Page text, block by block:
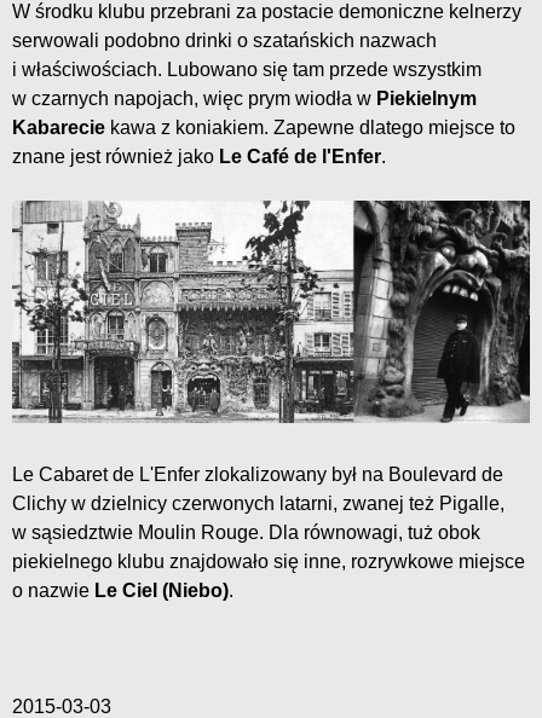
W środku klubu przebrani za postacie demoniczne kelnerzy
serwowali podobno drinki o szatańskich nazwach
i właściwościach. Lubowano się tam przede wszystkim
w czarnych napojach, więc prym wiodła w Piekielnym
Kabarecie kawa z koniakiem. Zapewne dlatego miejsce to
znane jest również jako Le Café de l'Enfer.
Le Cabaret de L'Enfer zlokalizowany był na Boulevard de
Clichy w dzielnicy czerwonych latarni, zwanej też Pigalle,
w sąsiedztwie Moulin Rouge. Dla równowagi, tuż obok
piekielnego klubu znajdowało się inne, rozrywkowe miejsce
o nazwie Le Ciel (Niebo).
2015-03-03